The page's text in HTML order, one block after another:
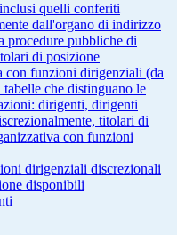
quelli conferiti
dall'organo di indirizzo
procedure pubbliche di
di posizione
con funzioni dirigenziali (da
che distinguano le
dirigenti, dirigenti
titolari di
con funzioni
dirigenziali discrezionali
disponibili